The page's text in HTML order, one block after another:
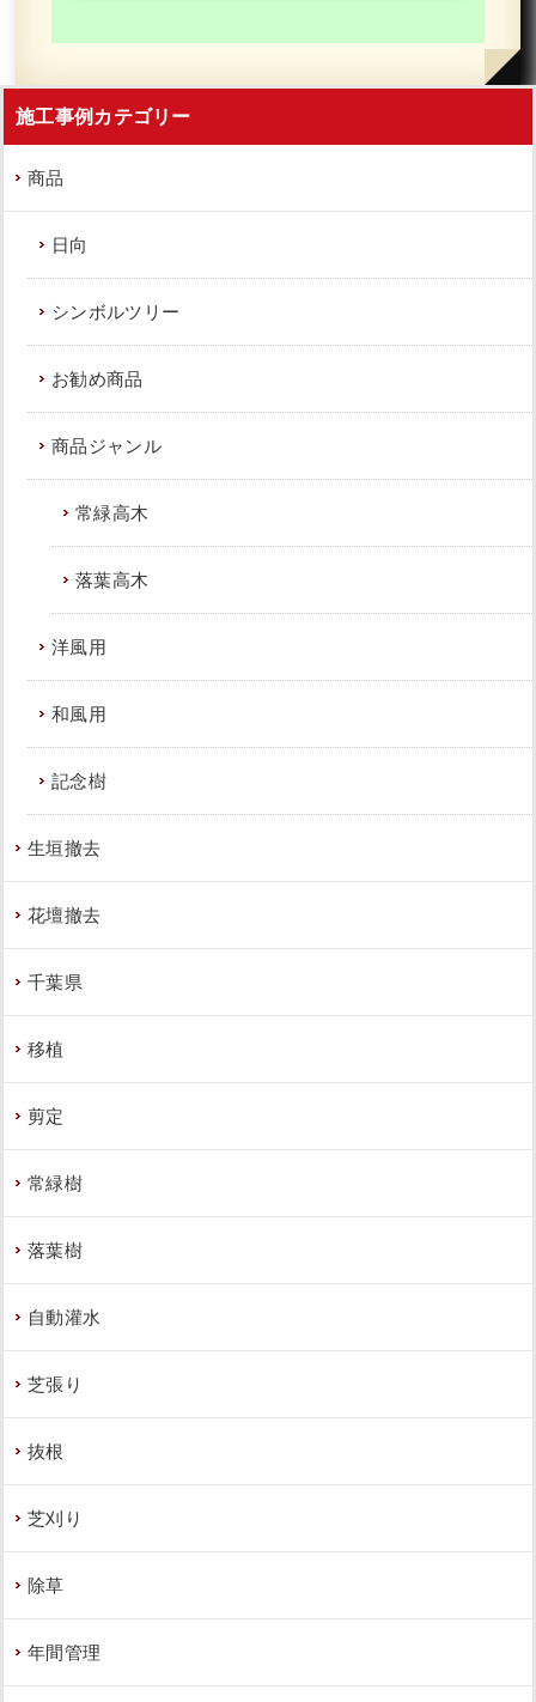
施工事例カテゴリー
商品
日向
シンボルツリー
お勧め商品
商品ジャンル
常緑高木
落葉高木
洋風用
和風用
記念樹
生垣撤去
花壇撤去
千葉県
移植
剪定
常緑樹
落葉樹
自動灌水
芝張り
抜根
芝刈り
除草
年間管理